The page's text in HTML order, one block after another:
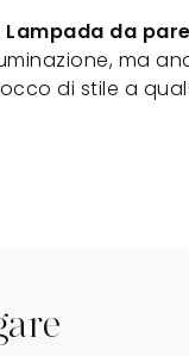
Lampada da
ma
di stile a